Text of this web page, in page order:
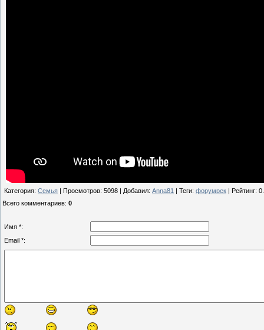
Категория: Семья Просмотров: 5098 | Добавил: Anna81 Теги: форумрек Рейтинг:
Всего комментариев: 0
Имя *:
Email *: